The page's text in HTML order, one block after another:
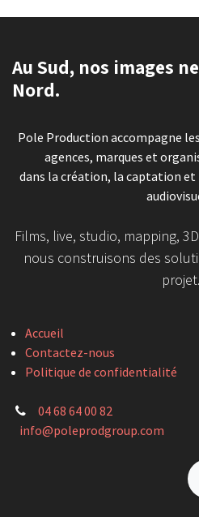
Au Sud, nos images
Nord.
Pole Production accompagne
agences, marques et
dans la création, la captation
Films, live, studio, mapping,
nous construisons des
projet.
Accueil
Contactez-nous
Politique de confidentialité
04 68 64 00 82
info@poleprodgroup.com